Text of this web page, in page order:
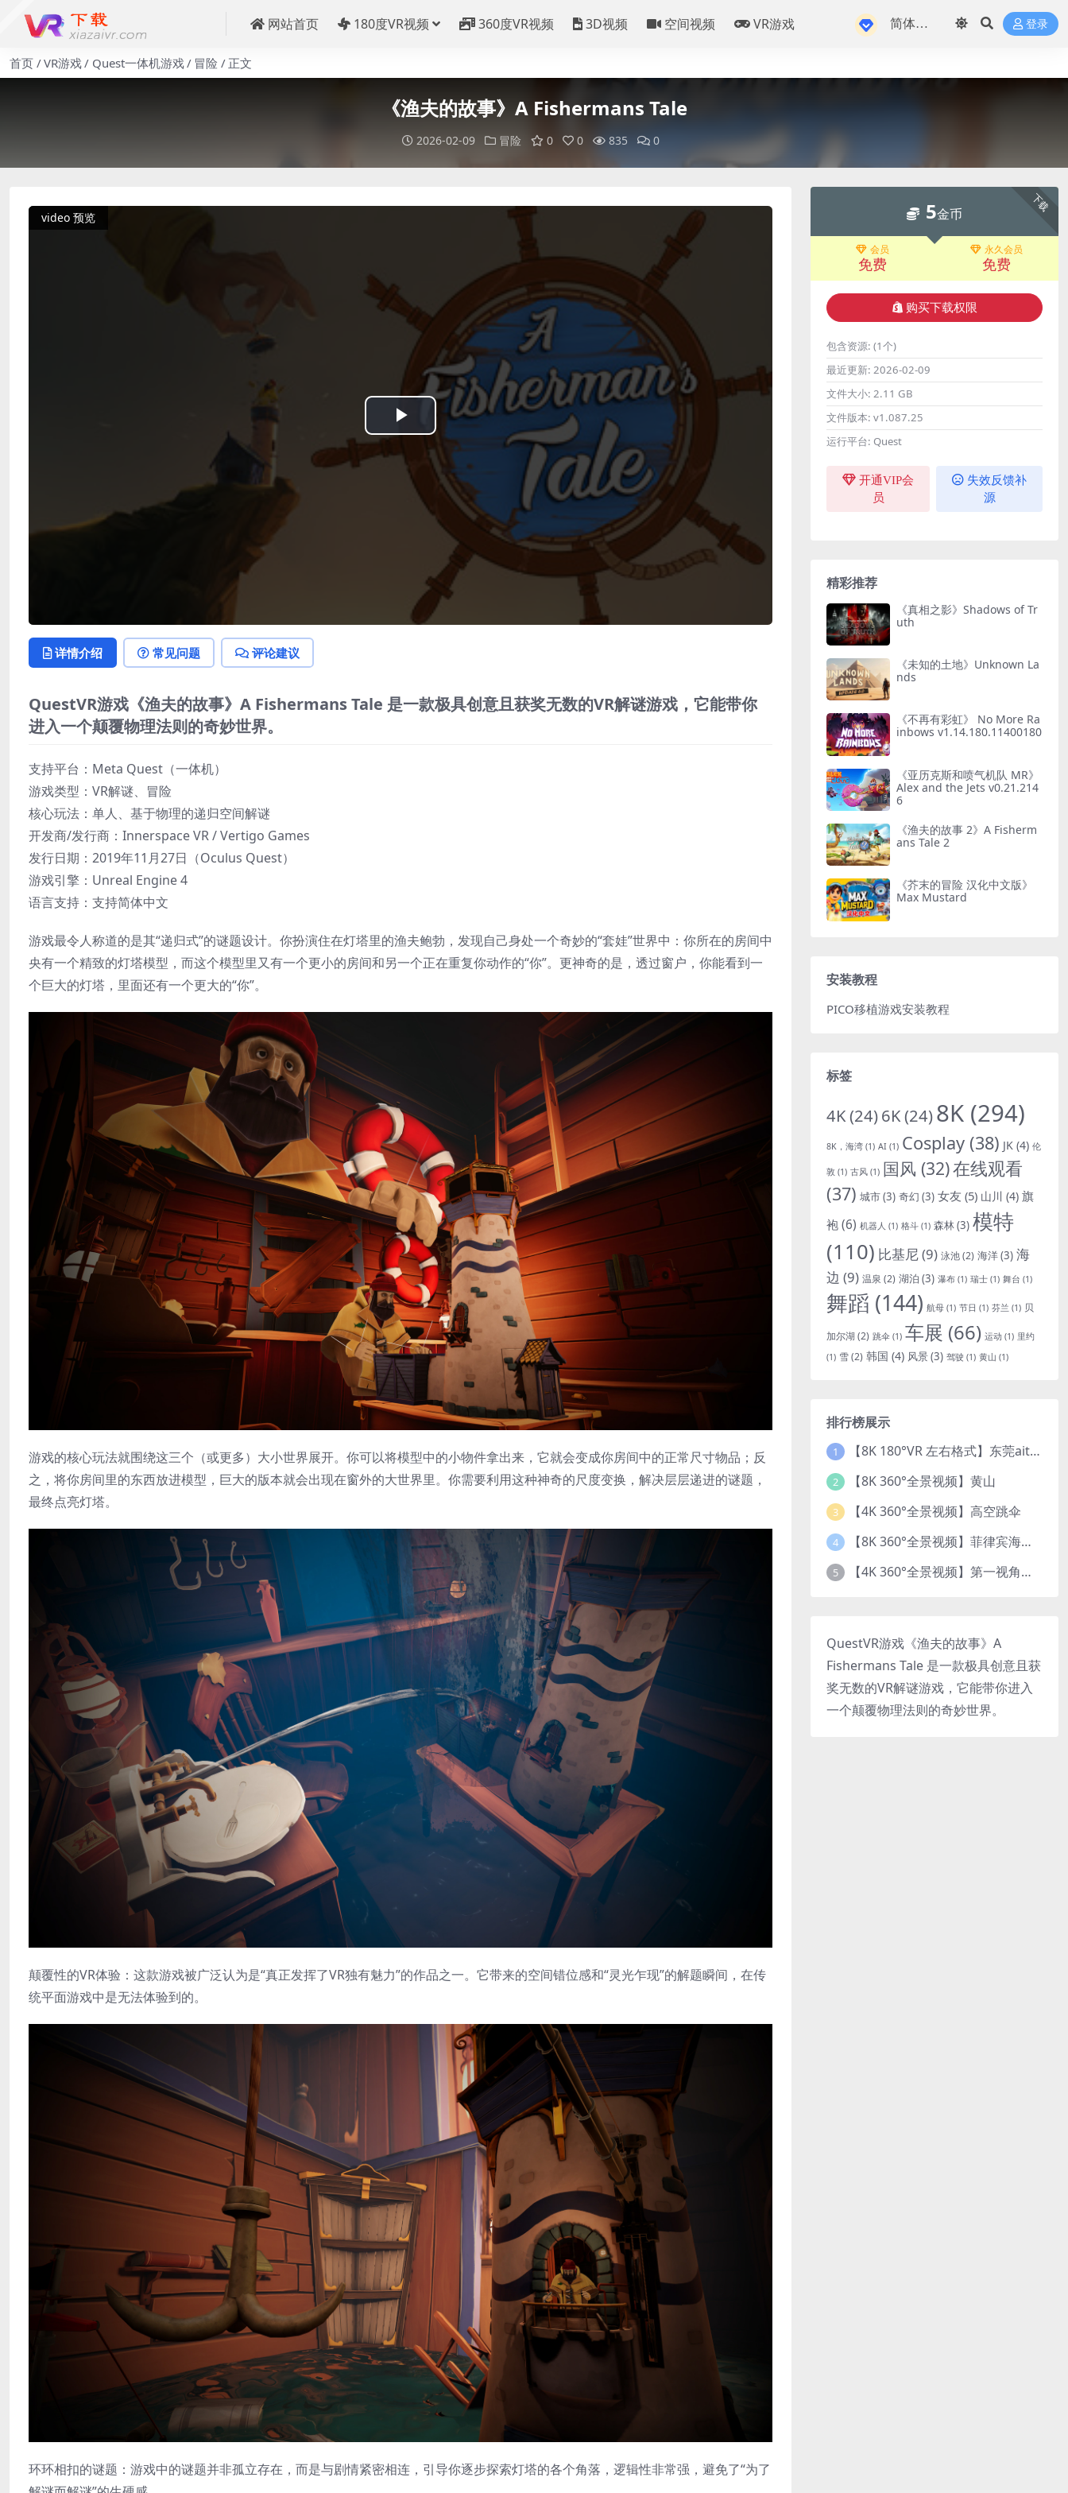
网站首页 180度VR视频 360度VR视频 3D视频 空间视频 VR游戏 登录
首页 VR游戏 Quest一体机游戏 冒险 正文
《渔夫的故事》A Fishermans Tale
2026-02-09 冒险 0 0 835 0
video 预览
Play
Video
详情介绍 常见问题 评论建议
QuestVR游戏《渔夫的故事》A Fishermans Tale 是一款极具创意且获奖无数的VR解谜游戏，它能带你
进入一个颠覆物理法则的奇妙世界。
支持平台：Meta Quest​（一体机）
​游戏类型​：VR解谜、冒险
​核心玩法：单人、基于物理的递归空间解谜
​开发商/发行商：Innerspace VR​ / ​Vertigo Games​
​发行日期​：2019年11月27日（Oculus Quest）
​游戏引擎：Unreal Engine 4
​语言支持​：支持简体中文
游戏最令人称道的是其​“递归式”的谜题设计。你扮演住在灯塔里的渔夫鲍勃，发现自己身处一个奇妙的“套娃”世界中：你所在的房间中
央有一个精致的灯塔模型，而这个模型里又有一个更小的房间和另一个正在重复你动作的“你”。更神奇的是，透过窗户，你能看到一
个巨大的灯塔，里面还有一个更大的“你”。
游戏的核心玩法就围绕这三个（或更多）大小世界展开。你可以将模型中的小物件拿出来，它就会变成你房间中的正常尺寸物品；反
之，将你房间里的东西放进模型，巨大的版本就会出现在窗外的大世界里。你需要利用这种神奇的尺度变换，解决层层递进的谜题，
最终点亮灯塔。
颠覆性的VR体验​：这款游戏被广泛认为是“真正发挥了VR独有魅力”的作品之一。它带来的空间错位感和“灵光乍现”的解题瞬间，在传
统平面游戏中是无法体验到的。
​环环相扣的谜题​：游戏中的谜题并非孤立存在，而是与剧情紧密相连，引导你逐步探索灯塔的各个角落，逻辑性非常强，避免了“为了
下载
5金币
会员
免费
永久会员
免费
购买下载权限
包含资源: (1个)
最近更新: 2026-02-09
文件大小: 2.11 GB
文件版本: v1.087.25
运行平台: Quest
开通VIP会
员
失效反馈补
源
精彩推荐
《真相之影》Shadows of Tr
uth
《未知的土地》Unknown La
nds
《不再有彩虹》 No More Ra
inbows v1.14.180.11400180
《亚历克斯和喷气机队 MR》
Alex and the Jets v0.21.214
6
《渔夫的故事 2》A Fisherm
ans Tale 2
《芥末的冒险 汉化中文版》
Max Mustard
安装教程
PICO移植游戏安装教程
标签
4K(24)6K(24)8K (294)
8K，海湾 (1) AI (1) Cosplay (38) JK (4) 伦
敦 (1) 古风 (1) 国风 (32)在线观看
(37) 城市(3) 奇幻 (3) 女友 (5) 山川 (4) 旗
袍(6) 机器人 (1) 格斗 (1) 森林(3) 模特
(110) 比基尼(9) 泳池(2) 海洋(3) 海
边 (9) 温泉 (2) 湖泊 (3) 瀑布 (1) 瑞士 (1) 舞台 (1)
舞蹈 (144) 航母 (1) 节日 (1) 芬兰 (1) 贝
加尔湖 (2) 跳伞 (1) 车展 (66) 运动 (1) 里约
(1) 雪(2) 韩国 (4) 风景(3) 驾驶 (1) 黄山 (1)
排行榜展示
1 【8K 180°VR 左右格式】东莞ait改装展 车模贝贝
2 【8K 360°全景视频】黄山
3 【4K 360°全景视频】高空跳伞
4 【8K 360°全景视频】菲律宾海底乐园珊瑚世界
5 【4K 360°全景视频】第一视角开飞机
QuestVR游戏《渔夫的故事》A
Fishermans Tale 是一款极具创意且获
奖无数的VR解谜游戏，它能带你进入
一个颠覆物理法则的奇妙世界。